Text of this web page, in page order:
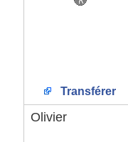
Transférer
Olivier